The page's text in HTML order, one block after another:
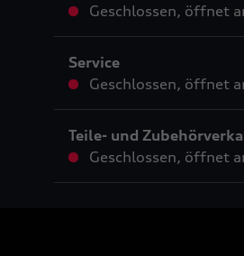
Geschlossen, öffnet
Service
Geschlossen, öffnet
Teile- und
Geschlossen, öffnet